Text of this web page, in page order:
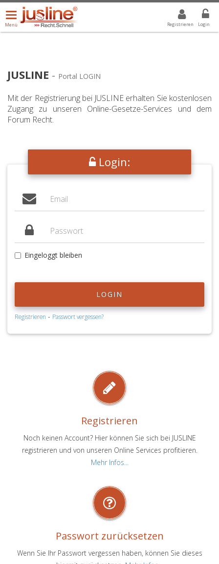
Registrieren Login
Menü
öffnen/schließen
Menü
ALLE DROPDOWN: GEWÄHLTER WERT IST ALLE
JUSLINE - Portal LOGIN
Mit der Registrierung bei JUSLINE erhalten Sie kostenlosen
Zugang zu unseren Online-Gesetze-Services und dem
Forum Recht.
Login:
Eingeloggt bleiben
LOGIN
Registrieren - Passwort vergessen?
Registrieren
Noch keinen Account? Hier können Sie sich bei JUSLINE
registrieren und von unseren Online Services profitieren.
Mehr Infos...
Passwort zurücksetzen
Wenn Sie Ihr Passwort vergessen haben, können Sie dieses